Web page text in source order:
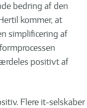
bedring af den
kommer, at
simplificering af
positivt af
Flere it-selskaber